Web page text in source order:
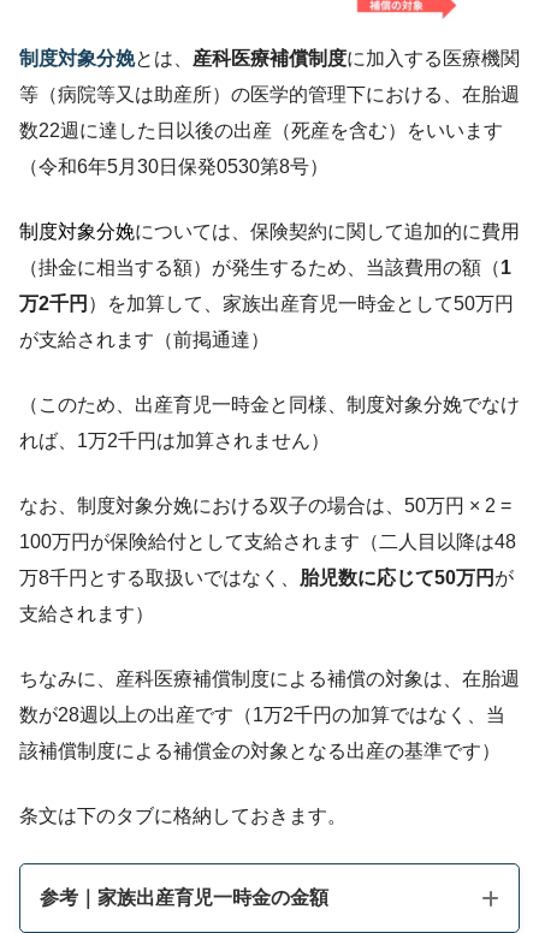
制度対象分娩とは、 産科医療補償制度に加入する医療機関
等（病院等又は助産所）の医学的管理下における、在胎週
数22週に達した日以後の出産（死産を含む）をいいます
（令和6年5月30日保発0530第8号）
制度対象分娩については、保険契約に関して追加的に費用
（掛金に相当する額）が発生するため、当該費用の額（1
万2千円 ）を加算して、家族出産育児一時金として50万円
が支給されます（前掲通達）
（このため、出産育児一時金と同様、制度対象分娩でなけ
れば、1万2千円は加算されません）
なお、制度対象分娩における双子の場合は、50万円 × 2 =
100万円が保険給付として支給されます（二人目以降は48
万8千円とする取扱いではなく、 胎児数に応じて50万円 が
支給されます）
ちなみに、産科医療補償制度による補償の対象は、在胎週
数が28週以上の出産です（1万2千円の加算ではなく、当
該補償制度による補償金の対象となる出産の基準です）
条文は下のタブに格納しておきます。
参考｜家族出産育児一時金の金額